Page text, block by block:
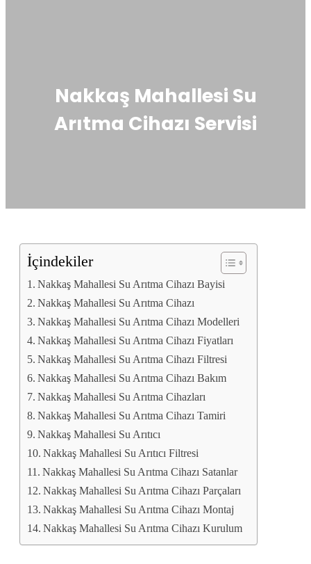
Nakkaş Mahallesi Su
Arıtma Cihazı Servisi
İçindekiler
Nakkaş Mahallesi Su Arıtma Cihazı Bayisi
Nakkaş Mahallesi Su Arıtma Cihazı
Nakkaş Mahallesi Su Arıtma Cihazı Modelleri
Nakkaş Mahallesi Su Arıtma Cihazı Fiyatları
Nakkaş Mahallesi Su Arıtma Cihazı Filtresi
Nakkaş Mahallesi Su Arıtma Cihazı Bakım
Nakkaş Mahallesi Su Arıtma Cihazları
Nakkaş Mahallesi Su Arıtma Cihazı Tamiri
Nakkaş Mahallesi Su Arıtıcı
Nakkaş Mahallesi Su Arıtıcı Filtresi
Nakkaş Mahallesi Su Arıtma Cihazı Satanlar
Nakkaş Mahallesi Su Arıtma Cihazı Parçaları
Nakkaş Mahallesi Su Arıtma Cihazı Montaj
Nakkaş Mahallesi Su Arıtma Cihazı Kurulum